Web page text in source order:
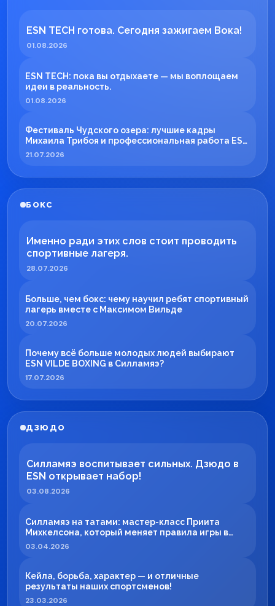
ESN TECH готова. Сегодня зажигаем Вока!
01.08.2026
ESN TECH: пока вы отдыхаете — мы воплощаем
идеи в реальность.
01.08.2026
Фестиваль Чудского озера: лучшие кадры
Михаила Трибоя и профессиональная работа ESN
TECH
21.07.2026
БОКС
Именно ради этих слов стоит проводить
спортивные лагеря.
28.07.2026
Больше, чем бокс: чему научил ребят спортивный
лагерь вместе с Максимом Вильде
20.07.2026
Почему всё больше молодых людей выбирают
ESN VILDE BOXING в Силламяэ?
17.07.2026
ДЗЮДО
Силламяэ воспитывает сильных. Дзюдо в
ESN открывает набор!
03.08.2026
Силламяэ на татами: мастер-класс Приита
Михкелсона, который меняет правила игры в
регионе
03.04.2026
Кейла, борьба, характер — и отличные
результаты наших спортсменов!
23.03.2026